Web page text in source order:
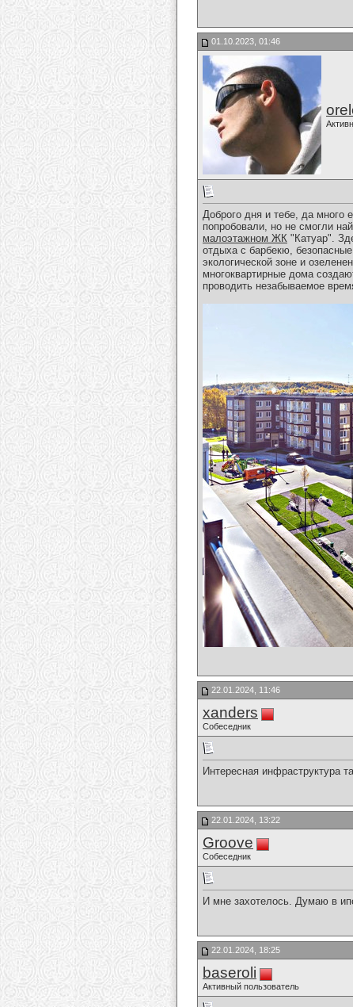
01.10.2023, 01:46
Доброго дня и тебе, да много
попробовали, но не смогли
малоэтажном ЖК "Катуар".
отдыха с барбекю,
экологической зоне и
многоквартирные дома
проводить незабываемое
22.01.2024, 11:46
xanders
Собеседник
Интересная инфраструктура
22.01.2024, 13:22
Groove
Собеседник
И мне захотелось. Думаю в
22.01.2024, 18:25
baseroli
Активный пользователь